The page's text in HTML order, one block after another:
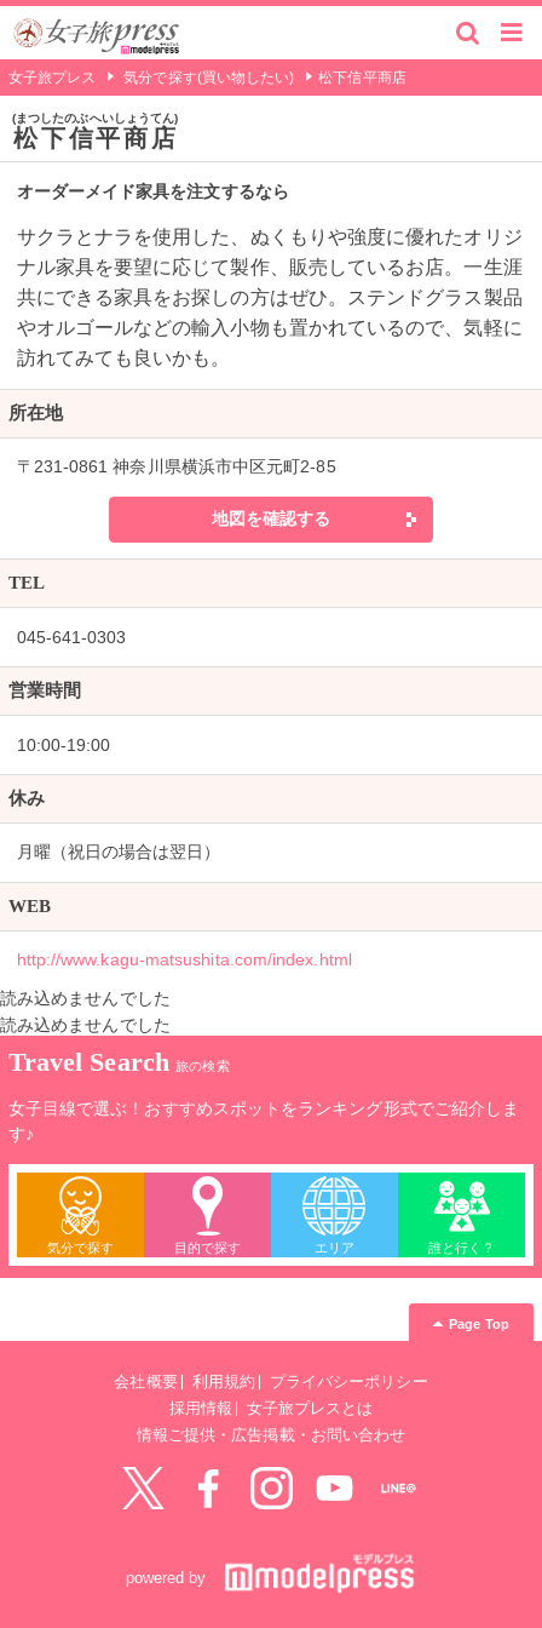
女子旅プレス 気分で探す(買い物したい) 松下信平商店
松下信平商店
まつしたのぶへいしょうてん
オーダーメイド家具を注文するなら
サクラとナラを使用した、ぬくもりや強度に優れたオリジ
ナル家具を要望に応じて製作、販売しているお店。一生涯
共にできる家具をお探しの方はぜひ。ステンドグラス製品
やオルゴールなどの輸入小物も置かれているので、気軽に
訪れてみても良いかも。
所在地
〒231-0861 神奈川県横浜市中区元町2-85
地図を確認する
TEL
045-641-0303
営業時間
10:00-19:00
休み
月曜（祝日の場合は翌日）
WEB
http://www.kagu-matsushita.com/index.html
読み込めませんでした
読み込めませんでした
Travel Search 旅の検索
女子目線で選ぶ！おすすめスポットをランキング形式でご紹介しま
す♪
気分で探す 目的で探す エリア 誰と行く？
Page Top
会社概要 利用規約
プライバシーポリシー
採用情報
女子旅プレスとは
情報ご提供・広告掲載・お問い合わせ
powered by